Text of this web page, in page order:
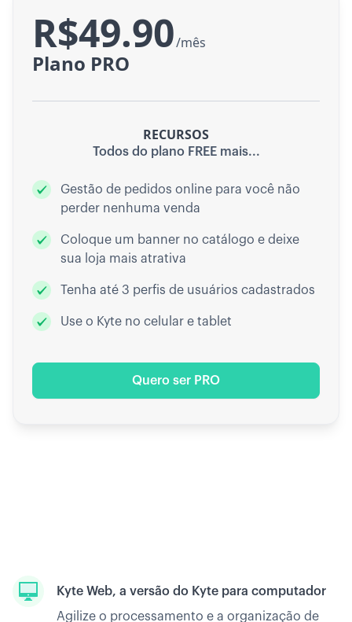
Plano PRO
R$49.90/mês
RECURSOS
Todos do plano FREEmais...
Gestão de pedidos online para você não
perder nenhuma venda
Coloque um banner no catálogo e deixe
sua loja mais atrativa
Tenha até 3 perfis de usuários cadastrados
Use o Kyte no celular e tablet
Quero ser PRO
Kyte Web, a versão do Kyte para computador
Agilize o processamento e a organização de